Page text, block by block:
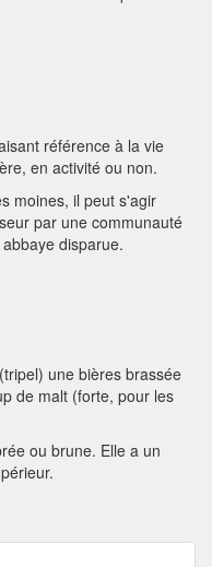
référence à la vie
en activité ou non.
moines, il peut s'agir
par une communauté
disparue.
une bières brassée
de malt (forte, pour les
ou brune. Elle a un